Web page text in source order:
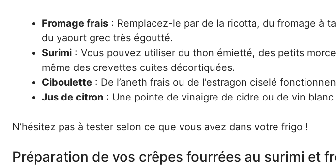
Fromage frais : Remplacez-le par de la ricotta, du fromage à
du yaourt grec très égoutté.
Surimi : Vous pouvez utiliser du thon émietté, des petits
même des crevettes cuites décortiquées.
Ciboulette : De l’aneth frais ou de l’estragon ciselé
Jus de citron : Une pointe de vinaigre de cidre ou de vin blanc
N’hésitez pas à tester selon ce que vous avez dans votre frigo !
Préparation de vos crêpes fourrées au surimi et